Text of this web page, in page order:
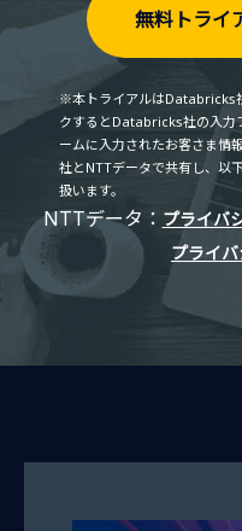
無料トライ
※本トライアルはDatabricks
クするとDatabricks社の入力
ームに入力されたお客さま情
社とNTTデータで共有し、以
扱います。
NTTデータ： プライバ
プライ